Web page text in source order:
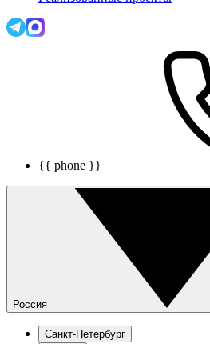
{{ phone }}
Россия
Санкт-Петербург